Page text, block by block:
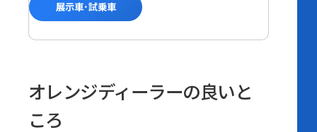
展示車･試乗車
オレンジディーラーの良いと
ころ